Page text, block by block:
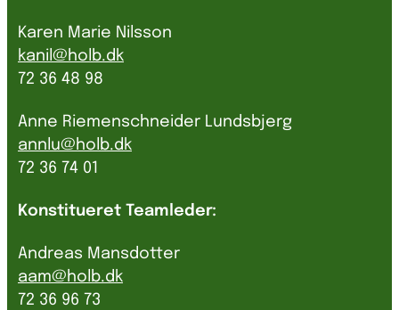
Karen Marie Nilsson
kanil@holb.dk
72 36 48 98
Anne Riemenschneider Lundsbjerg
annlu@holb.dk
72 36 74 01
Konstitueret Teamleder:
Andreas Mansdotter
aam@holb.dk
72 36 96 73